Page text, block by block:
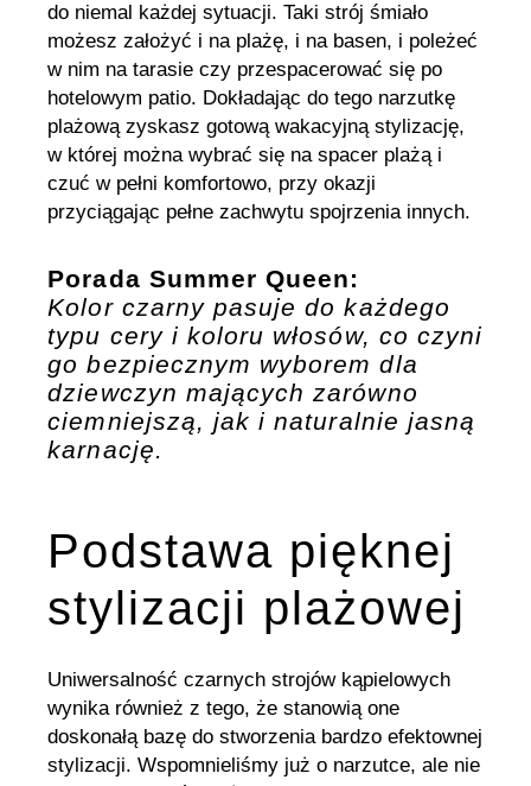
do niemal każdej sytuacji. Taki strój śmiało
możesz założyć i na plażę, i na basen, i poleżeć
w nim na tarasie czy przespacerować się po
hotelowym patio. Dokładając do tego narzutkę
plażową zyskasz gotową wakacyjną stylizację,
w której można wybrać się na spacer plażą i
czuć w pełni komfortowo, przy okazji
przyciągając pełne zachwytu spojrzenia innych.
Porada Summer Queen:
Kolor czarny pasuje do każdego
typu cery i koloru włosów, co czyni
go bezpiecznym wyborem dla
dziewczyn mających zarówno
ciemniejszą, jak i naturalnie jasną
karnację.
Podstawa pięknej
stylizacji plażowej
Uniwersalność czarnych strojów kąpielowych
wynika również z tego, że stanowią one
doskonałą bazę do stworzenia bardzo efektownej
stylizacji. Wspomnieliśmy już o narzutce, ale nie